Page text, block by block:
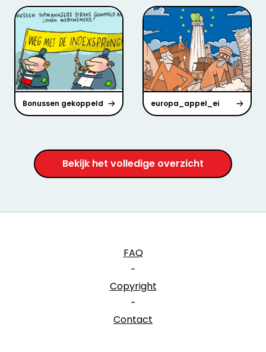
Bonussen gekoppeld europa_appel_ei
Bekijk het volledige overzicht
FAQ
-
Copyright
-
Contact